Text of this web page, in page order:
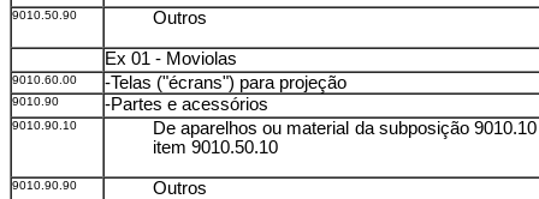
9010.50.90 Outros
Ex 01 - Moviolas
9010.60.00 -Telas ("écrans") para projeção
9010.90 -Partes e acessórios
9010.90.10
De aparelhos ou material da subposição
item 9010.50.10
9010.90.90 Outros